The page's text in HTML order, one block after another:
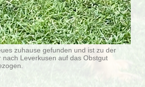
zuhause gefunden und ist zu der
nach Leverkusen auf das Obstgut